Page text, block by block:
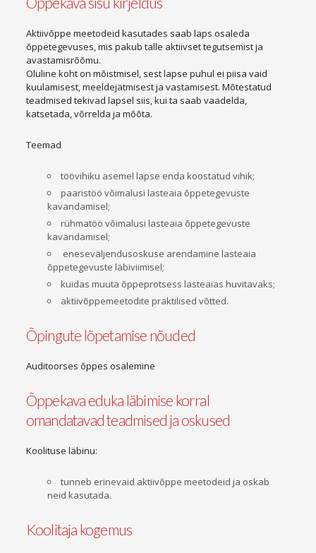
Aktiivõppe meetodeid kasutades saab laps osaleda
õppetegevuses, mis pakub talle aktiivset tegutsemist ja
avastamisrõõmu.
Oluline koht on mõistmisel, sest lapse puhul ei piisa vaid
kuulamisest, meeldejätmisest ja vastamisest. Mõtestatud
teadmised tekivad lapsel siis, kui ta saab vaadelda,
katsetada, võrrelda ja mõõta.
Teemad
töövihiku asemel lapse enda koostatud vihik;
paaristöö võimalusi lasteaia õppetegevuste
kavandamisel;
rühmatöö võimalusi lasteaia õppetegevuste
kavandamisel;
eneseväljendusoskuse arendamine lasteaia
õppetegevuste läbiviimisel;
kuidas muuta õppeprotsess lasteaias huvitavaks;
aktiivõppemeetodite praktilised võtted.
Õpingute lõpetamise nõuded
Auditoorses õppes osalemine
Õppekava eduka läbimise korral
omandatavad teadmised ja oskused
Koolituse läbinu:
tunneb erinevaid aktiivõppe meetodeid ja oskab
neid kasutada.
Koolitaja kogemus